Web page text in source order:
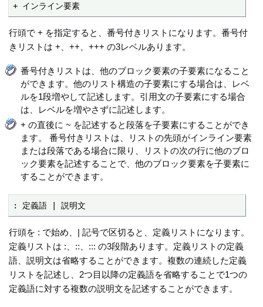
+ インライン要素
行頭で + を指定すると、番号付きリストになります。番号付
きリストは +、++、+++ の3レベルあります。
番号付きリストは、他のブロック要素の子要素になること
ができます。他のリスト構造の子要素にする場合は、レベ
ルを1段増やして記述します。引用文の子要素にする場合
は、レベルを増やさずに記述します。
+ の直後に ~ を記述すると段落を子要素にすることができ
ます。 番号付きリストは、リストの先頭がインライン要素
または段落である場合に限り、リストの次の行に他のブロ
ック要素を記述することで、他のブロック要素を子要素に
することができます。
: 定義語 | 説明文
行頭を : で始め、| 記号で区切ると、定義リストになります。
定義リストは :、::、::: の3段階あります。定義リストの定義
語、説明文は省略することができます。複数の連続した定義
リストを記述し、2つ目以降の定義語を省略することで1つの
定義語に対する複数の説明文を記述することができます。